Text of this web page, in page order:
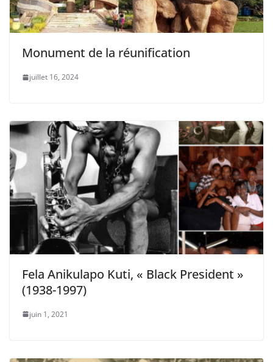
Monument de la réunification
juillet 16, 2024
Fela Anikulapo Kuti, « Black President »
(1938-1997)
juin 1, 2021